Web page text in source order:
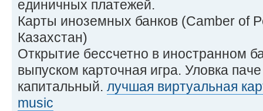
единичных платежей.
Карты иноземных банков (Camber of
Казахстан)
Открытие бессчетно в иностранном
выпуском карточная игра. Уловка
капитальный. лучшая виртуальная
music